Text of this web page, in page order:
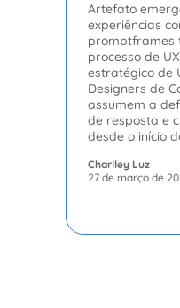
Artefato
experiências
promptframes
processo de
estratégico de
Designers de
assumem a
de resposta e
desde o início
Charlley Luz
27 de março de